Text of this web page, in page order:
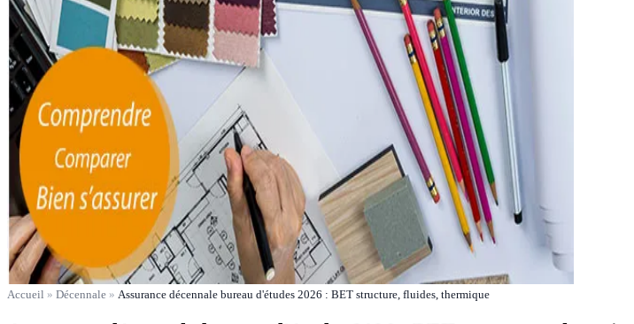
Accueil » Décennale » Assurance décennale bureau d'études 2026 : BET structure, fluides, thermique